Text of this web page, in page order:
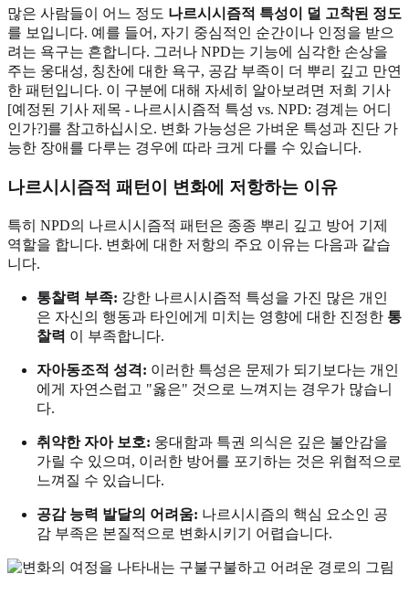
많은 사람들이 어느 정도 나르시시즘적 특성이 덜 고착된 정도
를 보입니다. 예를 들어, 자기 중심적인 순간이나 인정을 받으
려는 욕구는 흔합니다. 그러나 NPD는 기능에 심각한 손상을
주는 웅대성, 칭찬에 대한 욕구, 공감 부족이 더 뿌리 깊고 만연
한 패턴입니다. 이 구분에 대해 자세히 알아보려면 저희 기사
[예정된 기사 제목 - 나르시시즘적 특성 vs. NPD: 경계는 어디
인가?]를 참고하십시오. 변화 가능성은 가벼운 특성과 진단 가
능한 장애를 다루는 경우에 따라 크게 다를 수 있습니다.
나르시시즘적 패턴이 변화에 저항하는 이유
특히 NPD의 나르시시즘적 패턴은 종종 뿌리 깊고 방어 기제
역할을 합니다. 변화에 대한 저항의 주요 이유는 다음과 같습
니다.
통찰력 부족: 강한 나르시시즘적 특성을 가진 많은 개인
은 자신의 행동과 타인에게 미치는 영향에 대한 진정한 통
찰력 이 부족합니다.
자아동조적 성격: 이러한 특성은 문제가 되기보다는 개인
에게 자연스럽고 "옳은" 것으로 느껴지는 경우가 많습니
다.
취약한 자아 보호: 웅대함과 특권 의식은 깊은 불안감을
가릴 수 있으며, 이러한 방어를 포기하는 것은 위협적으로
느껴질 수 있습니다.
공감 능력 발달의 어려움: 나르시시즘의 핵심 요소인 공
감 부족은 본질적으로 변화시키기 어렵습니다.